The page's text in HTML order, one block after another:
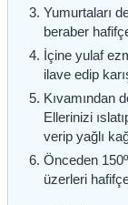
Yumurtaları
beraber
İçine yulaf
ilave edip
Kıvamından
Ellerinizi
verip yağlı
Önceden
üzerleri